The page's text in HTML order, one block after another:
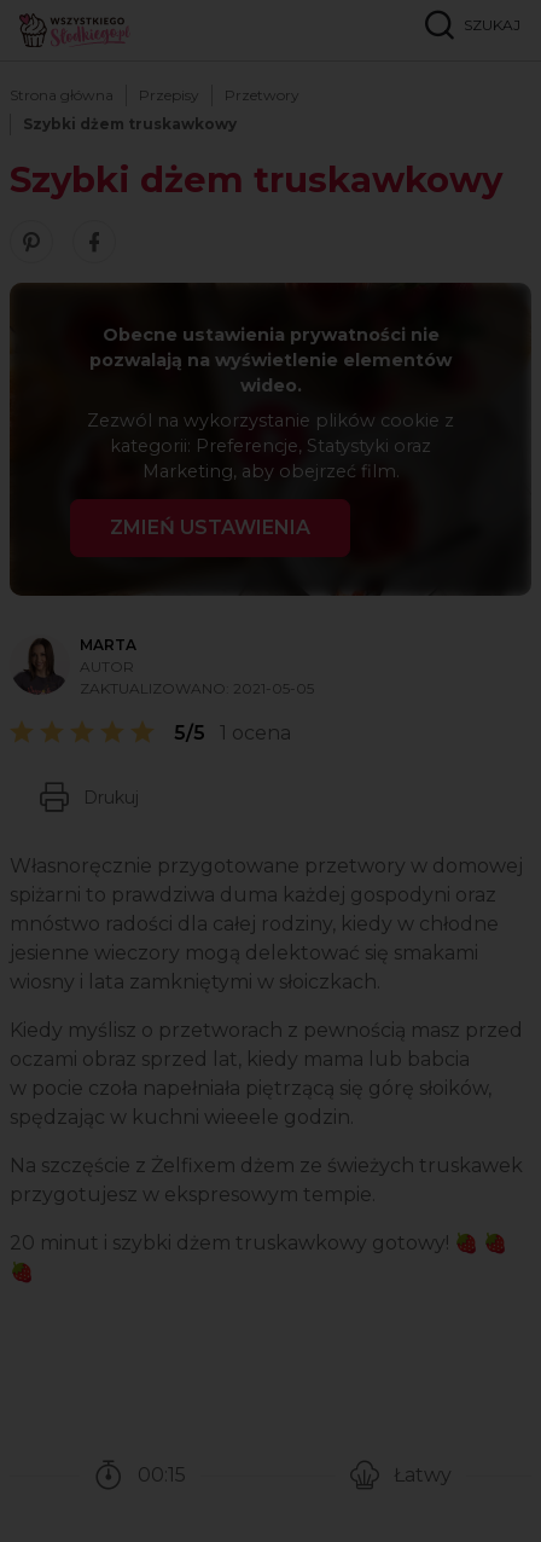
SZUKAJ
Strona główna Przepisy
Przetwory
Szybki dżem truskawkowy
Szybki dżem truskawkowy
Zobacz nasze piny w serwisie Pinterest
Udostępnij ten przepis w serwisie Facebook
Obecne ustawienia prywatności nie
pozwalają na wyświetlenie elementów
wideo.
Zezwól na wykorzystanie plików cookie z
kategorii: Preferencje, Statystyki oraz
Marketing, aby obejrzeć film.
ZMIEŃ USTAWIENIA
MARTA
AUTOR
ZAKTUALIZOWANO: 2021-05-05
5/5 1 ocena
Drukuj
Własnoręcznie przygotowane przetwory w domowej
spiżarni to prawdziwa duma każdej gospodyni oraz
mnóstwo radości dla całej rodziny, kiedy w chłodne
jesienne wieczory mogą delektować się smakami
wiosny i lata zamkniętymi w słoiczkach.
Kiedy myślisz o przetworach z pewnością masz przed
oczami obraz sprzed lat, kiedy mama lub babcia
w pocie czoła napełniała piętrzącą się górę słoików,
spędzając w kuchni wieeele godzin.
Na szczęście z Żelfixem dżem ze świeżych truskawek
przygotujesz w ekspresowym tempie.
20 minut i szybki dżem truskawkowy gotowy! 🍓 🍓
🍓
00:15
Łatwy